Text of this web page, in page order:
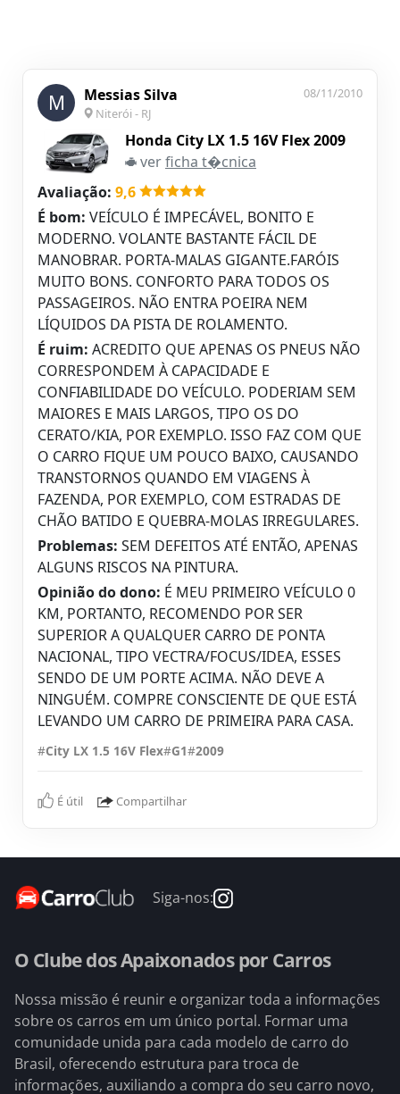
M Messias Silva
Niterói - RJ
08/11/2010
Honda City LX 1.5 16V Flex 2009
verficha t�cnica
Avaliação: 9,6
É bom: VEÍCULO É IMPECÁVEL, BONITO E
MODERNO. VOLANTE BASTANTE FÁCIL DE
MANOBRAR. PORTA-MALAS GIGANTE.FARÓIS
MUITO BONS. CONFORTO PARA TODOS OS
PASSAGEIROS. NÃO ENTRA POEIRA NEM
LÍQUIDOS DA PISTA DE ROLAMENTO.
É ruim: ACREDITO QUE APENAS OS PNEUS NÃO
CORRESPONDEM À CAPACIDADE E
CONFIABILIDADE DO VEÍCULO. PODERIAM SEM
MAIORES E MAIS LARGOS, TIPO OS DO
CERATO/KIA, POR EXEMPLO. ISSO FAZ COM QUE
O CARRO FIQUE UM POUCO BAIXO, CAUSANDO
TRANSTORNOS QUANDO EM VIAGENS À
FAZENDA, POR EXEMPLO, COM ESTRADAS DE
CHÃO BATIDO E QUEBRA-MOLAS IRREGULARES.
Problemas: SEM DEFEITOS ATÉ ENTÃO, APENAS
ALGUNS RISCOS NA PINTURA.
Opinião do dono: É MEU PRIMEIRO VEÍCULO 0
KM, PORTANTO, RECOMENDO POR SER
SUPERIOR A QUALQUER CARRO DE PONTA
NACIONAL, TIPO VECTRA/FOCUS/IDEA, ESSES
SENDO DE UM PORTE ACIMA. NÃO DEVE A
NINGUÉM. COMPRE CONSCIENTE DE QUE ESTÁ
LEVANDO UM CARRO DE PRIMEIRA PARA CASA.
#City LX 1.5 16V Flex#G1#2009
É útil Compartilhar
Siga-nos:
O Clube dos Apaixonados por Carros
Nossa missão é reunir e organizar toda a informações
sobre os carros em um único portal. Formar uma
comunidade unida para cada modelo de carro do
Brasil, oferecendo estrutura para troca de
informações, auxiliando a compra do seu carro novo,